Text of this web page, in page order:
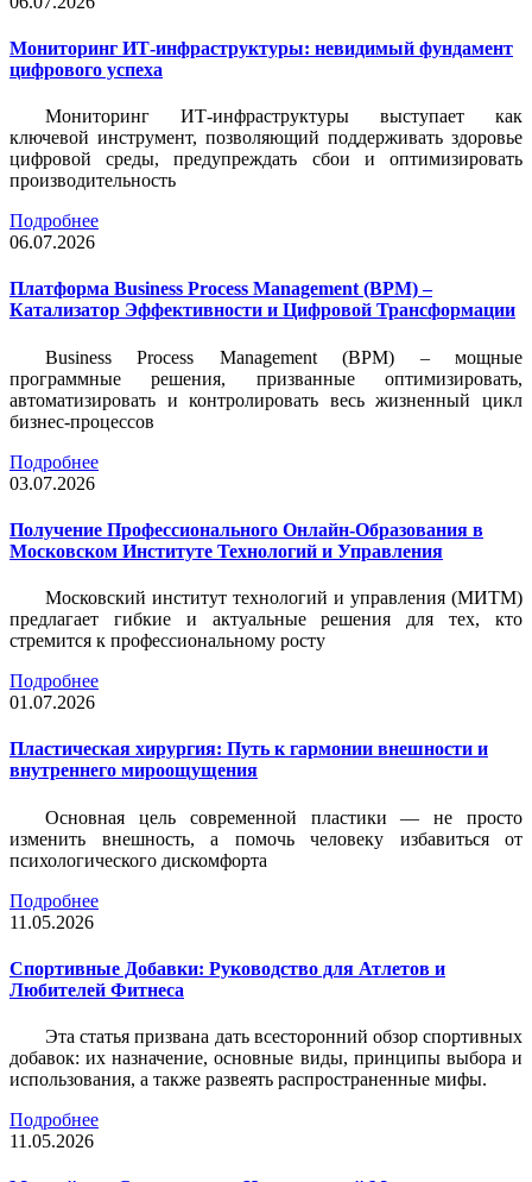
Мониторинг ИТ-инфраструктуры: невидимый фундамент
цифрового успеха
Мониторинг ИТ-инфраструктуры выступает как
ключевой инструмент, позволяющий поддерживать здоровье
цифровой среды, предупреждать сбои и оптимизировать
производительность
Подробнее
06.07.2026
Платформа Business Process Management (BPM) –
Катализатор Эффективности и Цифровой Трансформации
Business Process Management (BPM) – мощные
программные решения, призванные оптимизировать,
автоматизировать и контролировать весь жизненный цикл
бизнес-процессов
Подробнее
03.07.2026
Получение Профессионального Онлайн-Образования в
Московском Институте Технологий и Управления
Московский институт технологий и управления (МИТМ)
предлагает гибкие и актуальные решения для тех, кто
стремится к профессиональному росту
Подробнее
01.07.2026
Пластическая хирургия: Путь к гармонии внешности и
внутреннего мироощущения
Основная цель современной пластики — не просто
изменить внешность, а помочь человеку избавиться от
психологического дискомфорта
Подробнее
11.05.2026
Спортивные Добавки: Руководство для Атлетов и
Любителей Фитнеса
Эта статья призвана дать всесторонний обзор спортивных
добавок: их назначение, основные виды, принципы выбора и
использования, а также развеять распространенные мифы.
Подробнее
11.05.2026